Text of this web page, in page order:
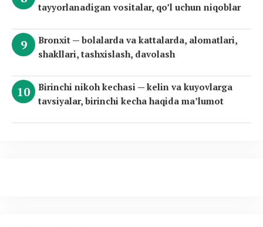
tayyorlanadigan vositalar, qo’l uchun niqoblar
Bronxit — bolalarda va kattalarda, alomatlari,
shakllari, tashxislash, davolash
Birinchi nikoh kechasi — kelin va kuyovlarga
tavsiyalar, birinchi kecha haqida ma’lumot